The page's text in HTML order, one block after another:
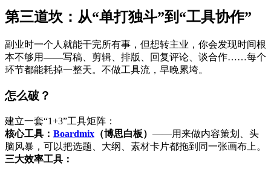
第三道坎：从“单打独斗”到“工具协作”
副业时一个人就能干完所有事，但想转主业，你会发现时间根
本不够用——写稿、剪辑、排版、回复评论、谈合作……每个
环节都能耗掉一整天。不做工具流，早晚累垮。
怎么破？
建立一套“1+3”工具矩阵：
核心工具： Boardmix （博思白板） ——用来做内容策划、头
脑风暴，可以把选题、大纲、素材卡片都拖到同一张画布上。
三大效率工具：